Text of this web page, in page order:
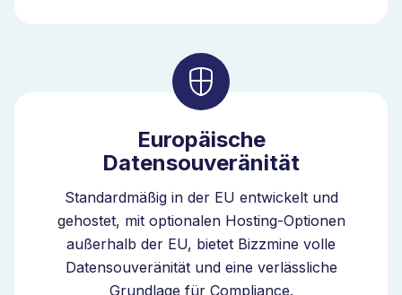
Europäische
Datensouveränität
Standardmäßig in der EU entwickelt und
gehostet, mit optionalen Hosting-Optionen
außerhalb der EU, bietet Bizzmine volle
Datensouveränität und eine verlässliche
Grundlage für Compliance.